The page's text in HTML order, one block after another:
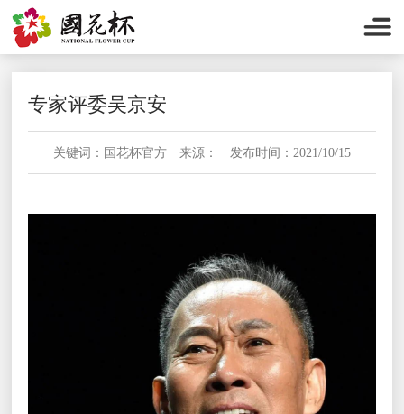
专家评委吴京安
关键词：国花杯官方 来源： 发布时间：2021/10/15